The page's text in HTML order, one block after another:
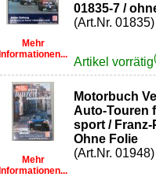
Mehr
Informationen...
01835-7 /
(Art.Nr. 01835)
Artikel vorrätig
Mehr
Informationen...
Motorbuch
Auto-Touren
sport / Franz-
Ohne Folie
(Art.Nr. 01948)